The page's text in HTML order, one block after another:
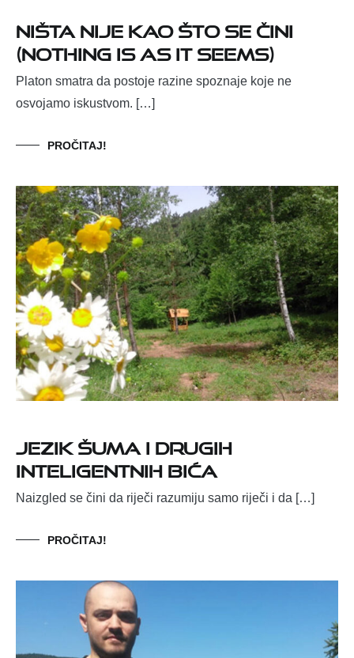
Ništa nije kao što se čini
(Nothing is as it seems)
Platon smatra da postoje razine spoznaje koje ne
osvojamo iskustvom. […]
PROČITAJ!
Jezik šuma i drugih
inteligentnih bića
Naizgled se čini da riječi razumiju samo riječi i da […]
PROČITAJ!